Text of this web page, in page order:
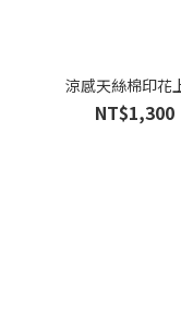
涼感天絲棉印花
NT$1,300